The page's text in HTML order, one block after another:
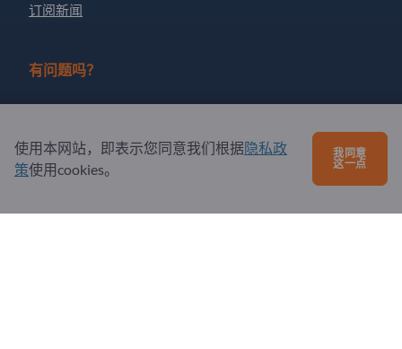
订阅新闻
有问题吗？
我们提供的服务
关于我们
使用本网站，即表示您同意我们根据隐私政
策使用cookies。
我同意
这一点